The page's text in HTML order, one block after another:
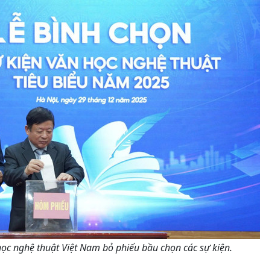
nghệ thuật Việt Nam bỏ phiếu bầu chọn các sự kiện.